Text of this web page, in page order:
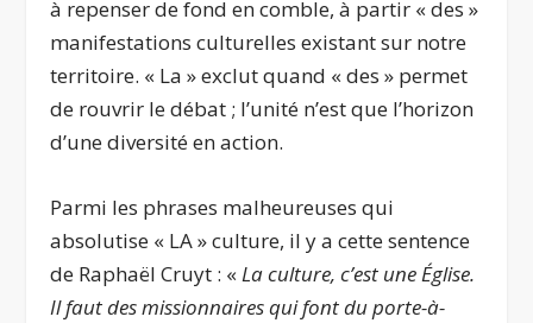
à repenser de fond en comble, à partir « des »
manifestations culturelles existant sur notre
territoire. « La » exclut quand « des » permet
de rouvrir le débat ; l’unité n’est que l’horizon
d’une diversité en action.
Parmi les phrases malheureuses qui
absolutise « LA » culture, il y a cette sentence
de Raphaël Cruyt : «La culture, c’est une Église.
Il faut des missionnaires qui font du porte-à-